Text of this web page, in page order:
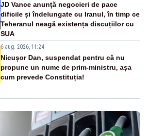
JD Vance anunță negocieri de pace
dificile și îndelungate cu Iranul, în timp ce
Teheranul neagă existența discuțiilor cu
SUA
6 aug. 2026, 11:24
Nicușor Dan, suspendat pentru că nu
propune un nume de prim-ministru, așa
cum prevede Constituția!